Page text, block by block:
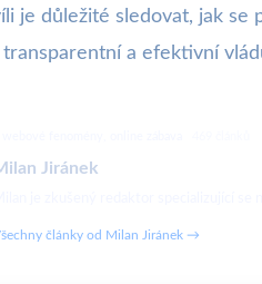
je důležité sledovat, jak se
transparentní a efektivní
Jiránek
články od Milan Jiránek →